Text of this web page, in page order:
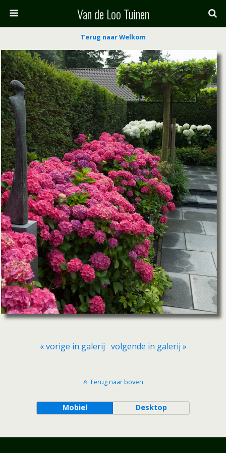
Van de Loo Tuinen
Terug naar Welkom
« vorige in galerij volgende in galerij »
Terug naar boven
Mobiel Desktop